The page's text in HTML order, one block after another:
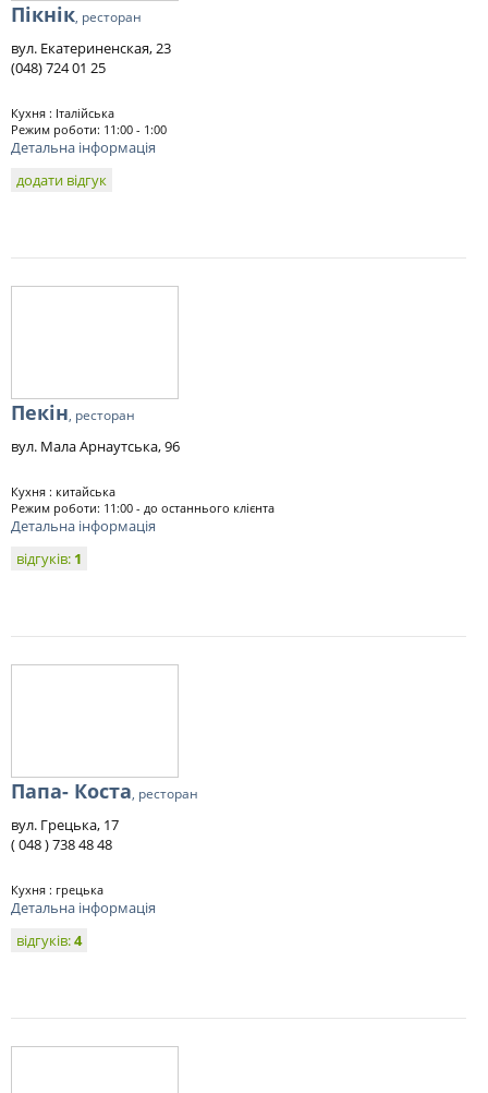
Пікнік, ресторан
вул. Екатериненская, 23
(048) 724 01 25
Кухня : Італійська
Режим роботи: 11:00 - 1:00
Детальна інформація
додати відгук
Пекін, ресторан
вул. Мала Арнаутська, 96
Кухня : китайська
Режим роботи: 11:00 - до останнього клієнта
Детальна інформація
відгуків: 1
Папа- Коста, ресторан
вул. Грецька, 17
( 048 ) 738 48 48
Кухня : грецька
Детальна інформація
відгуків:4